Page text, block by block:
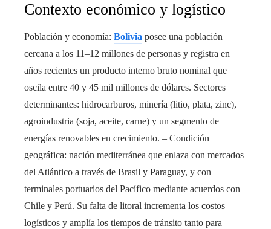
Contexto económico y logístico
Población y economía: Bolivia posee una población
cercana a los 11–12 millones de personas y registra en
años recientes un producto interno bruto nominal que
oscila entre 40 y 45 mil millones de dólares. Sectores
determinantes: hidrocarburos, minería (litio, plata, zinc),
agroindustria (soja, aceite, carne) y un segmento de
energías renovables en crecimiento. – Condición
geográfica: nación mediterránea que enlaza con mercados
del Atlántico a través de Brasil y Paraguay, y con
terminales portuarios del Pacífico mediante acuerdos con
Chile y Perú. Su falta de litoral incrementa los costos
logísticos y amplía los tiempos de tránsito tanto para